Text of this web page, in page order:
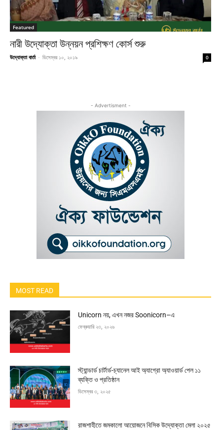
Featured
নারী উদ্যোক্তা উন্নয়ন প্রশিক্ষণ কোর্স শুরু
উদ্যোক্তা বার্তা - ডিসেম্বর ১০, ২০১৯ 0
- Advertisment -
MOST READ
Unicorn নয়, এখন নজর Soonicorn–এ
ফেব্রুয়ারি ২৩, ২০২৬
স্ট্যান্ডার্ড চার্টার্ড-চ্যানেল আই অ্যাগ্রো অ্যাওয়ার্ড পেল ১১
ব্যক্তি ও প্রতিষ্ঠান
ডিসেম্বর ৩, ২০২৫
রাজশাহীতে জমকালো আয়োজনে বিসিক উদ্যোক্তা মেলা ২০২৫